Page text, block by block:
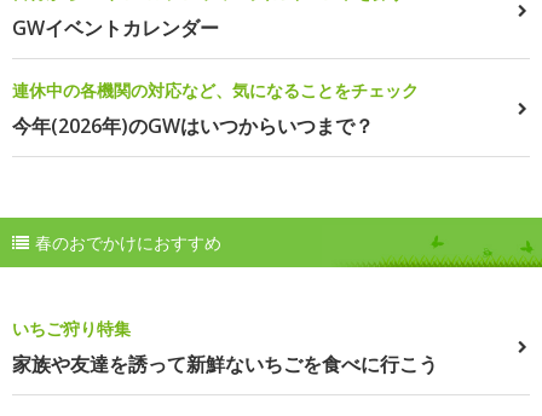
GWイベントカレンダー
連休中の各機関の対応など、気になることをチェック
今年(2026年)のGWはいつからいつまで？
春のおでかけにおすすめ
いちご狩り特集
家族や友達を誘って新鮮ないちごを食べに行こう